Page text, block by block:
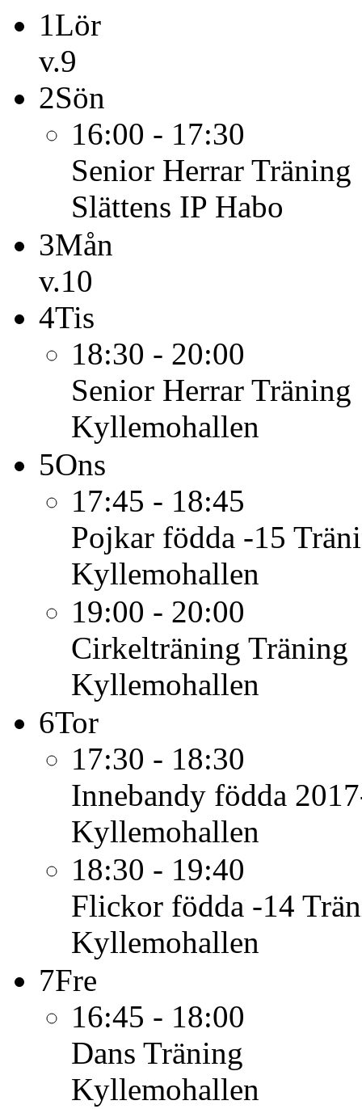
1Lör
v.9
2Sön
16:00 - 17:30
Senior Herrar Träning
Slättens IP Habo
3Mån
v.10
4Tis
18:30 - 20:00
Senior Herrar Träning
Kyllemohallen
5Ons
17:45 - 18:45
Pojkar födda -15
Kyllemohallen
19:00 - 20:00
Cirkelträning Träning
Kyllemohallen
6Tor
17:30 - 18:30
Innebandy födda
Kyllemohallen
18:30 - 19:40
Flickor födda -14
Kyllemohallen
7Fre
16:45 - 18:00
Dans Träning
Kyllemohallen